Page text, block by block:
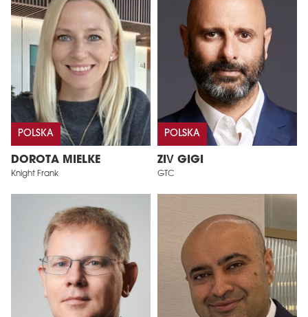
POLSKA
DOROTA MIELKE
Knight Frank
POLSKA
ZIV GIGI
GTC